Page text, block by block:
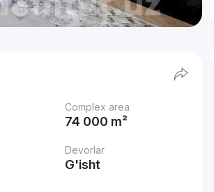
Complex area
74 000 m²
Devorlar
G'isht